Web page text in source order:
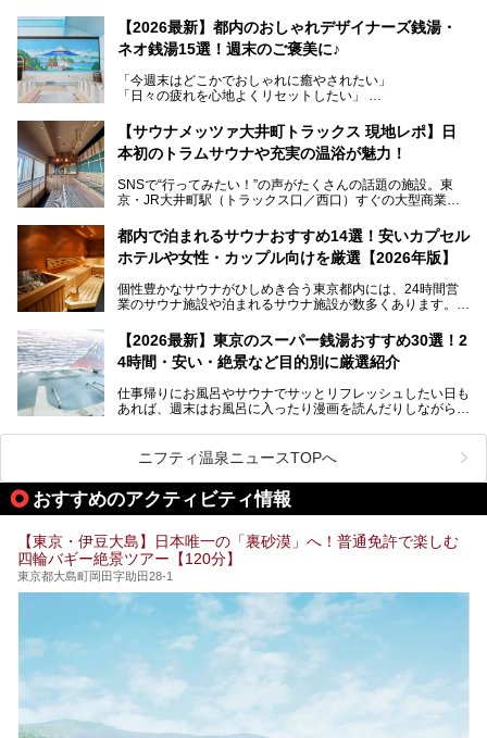
レトロでノスタルジックなタイル絵はそのまま、昔からここ
を知る地元の人にも、新しく足を運んでくれる人にも愛され
る、今の時代の"銭湯"として生まれ変わりました。洞窟のよ
ビアバーなど、新しく登場したスポットも併せて紹介しま
す。充実した設備があるのに、基本の入浴料が銭湯価格の5
【2026最新】都内のおしゃれデザイナーズ銭湯・
ネオ銭湯15選！週末のご褒美に♪
「今週末はどこかでおしゃれに癒やされたい」
「日々の疲れを心地よくリセットしたい」
となっている新しいスタイルの銭湯です。
最近、SNSやメディアで「デザイナーズ銭湯」や「ネオ銭
本記事では、そもそもこれらがどんな銭湯なのか、その気に
いおしゃれな名店15選を、おすすめの順番で一挙にご紹介
します。
【サウナメッツァ大井町トラックス 現地レポ】日
本初のトラムサウナや充実の温浴が魅力！
SNSで“行ってみたい！”の声がたくさんの話題の施設。東
京・JR大井町駅（トラックス口／西口）すぐの大型商業施
ツァ大井町トラックス」がニューオープン。施設の様子をレ
ポ―トします。
都内で泊まれるサウナおすすめ14選！安いカプセル
ホテルや女性・カップル向けを厳選【2026年版】
個性豊かなサウナがひしめき合う東京都内には、24時間営
業のサウナ施設や泊まれるサウナ施設が数多くあります。
を旅の目的とする「サ旅」や自分へのご褒美のための宿泊な
ど、自分の好きなタイミングで好きなだけサ活ができるのが
魅力です。
最近では、男性専用施設だけでなく、カップルや女性に嬉し
い個室サウナも増えてきました。
ら、特におすすめしたい施設14選をご紹介します。
してみてください。
【2026最新】東京のスーパー銭湯おすすめ30選！2
4時間・安い・絶景など目的別に厳選紹介
仕事帰りにお風呂やサウナでサッとリフレッシュしたい日も
あれば、週末はお風呂に入ったり漫画を読んだりしながら一
また、終電を逃してしまい、「このまま朝までゆっくりでき
る場所があれば」と探した経験がある人も多いのではないで
しょうか。
そこで本記事では、東京でおすすめのスーパー銭湯を、目的
24時間営業で宿泊できる施設や、1,000円以下で楽しめる安
い施設、デートや休日レジャーにもぴったりなエンタメ要素
が充実した施設など、利用のシーンに合わせて参考にしてく
ださい。
ニフティ温泉ニュースTOPへ
おすすめのアクティビティ情報
【東京・伊豆大島】日本唯一の「裏砂漠」へ！普通免許で楽しむ
四輪バギー絶景ツアー【120分】
東京都大島町岡田字助田28-1